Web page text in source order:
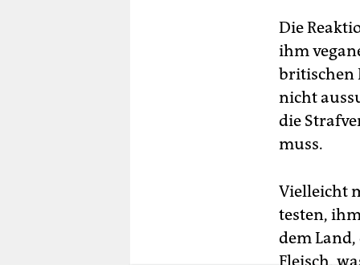
Die
ihm
britischen
nicht
die
muss.
Vielleicht
testen,
dem
Fleisch,